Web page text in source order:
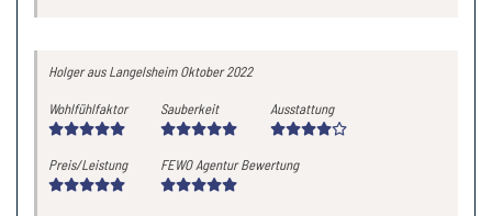
Holgeraus Langelsheim Oktober 2022
Wohlfühlfaktor Sauberkeit Ausstattung
Preis/Leistung FEWO Agentur Bewertung